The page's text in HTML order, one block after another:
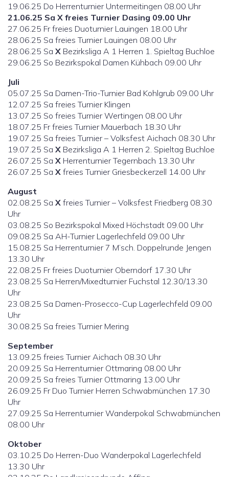
19.06.25 Do Herrenturnier Untermeitingen 08.00 Uhr
21.06.25 Sa X freies Turnier Dasing 09.00 Uhr
27.06.25 Fr freies Duoturnier Lauingen 18.00 Uhr
28.06.25 Sa freies Turnier Lauingen 08.00 Uhr
28.06.25 Sa X Bezirksliga A 1 Herren 1. Spieltag Buchloe
29.06.25 So Bezirkspokal Damen Kühbach 09.00 Uhr
Juli
05.07.25 Sa Damen-Trio-Turnier Bad Kohlgrub 09.00 Uhr
12.07.25 Sa freies Turnier Klingen
13.07.25 So freies Turnier Wertingen 08.00 Uhr
18.07.25 Fr freies Turnier Mauerbach 18.30 Uhr
19.07.25 Sa freies Turnier – Volksfest Aichach 08.30 Uhr
19.07.25 Sa X Bezirksliga A 1 Herren 2. Spieltag Buchloe
26.07.25 Sa X Herrenturnier Tegernbach 13.30 Uhr
26.07.25 Sa X freies Turnier Griesbeckerzell 14.00 Uhr
August
02.08.25 Sa X freies Turnier – Volksfest Friedberg 08.30
Uhr
03.08.25 So Bezirkspokal Mixed Höchstadt 09.00 Uhr
09.08.25 Sa AH-Turnier Lagerlechfeld 09.00 Uhr
15.08.25 Sa Herrenturnier 7 M’sch. Doppelrunde Jengen
13.30 Uhr
22.08.25 Fr freies Duoturnier Oberndorf 17.30 Uhr
23.08.25 Sa Herren/Mixedturnier Fuchstal 12.30/13.30
Uhr
23.08.25 Sa Damen-Prosecco-Cup Lagerlechfeld 09.00
Uhr
30.08.25 Sa freies Turnier Mering
September
13.09.25 freies Turnier Aichach 08.30 Uhr
20.09.25 Sa Herrenturnier Ottmaring 08.00 Uhr
20.09.25 Sa freies Turnier Ottmaring 13.00 Uhr
26.09.25 Fr Duo Turnier Herren Schwabmünchen 17.30
Uhr
27.09.25 Sa Herrenturnier Wanderpokal Schwabmünchen
08.00 Uhr
Oktober
03.10.25 Do Herren-Duo Wanderpokal Lagerlechfeld
13.30 Uhr